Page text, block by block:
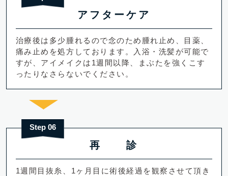
アフターケア
治療後は多少腫れるので念のため腫れ止め、目薬、
痛み止めを処方しております。入浴・洗髪が可能で
すが、アイメイクは1週間以降、まぶたを強くこす
ったりなさらないでください。
Step 06
再 診
1週間目抜糸、1ヶ月目に術後経過を観察させて頂き